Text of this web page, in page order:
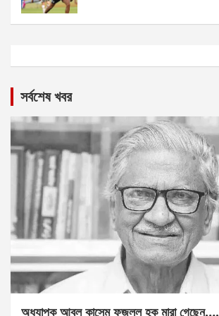
সর্বশেষ খবর
অধ্যাপক আবুল কাসেম ফজলুল হক মারা গেছেন….